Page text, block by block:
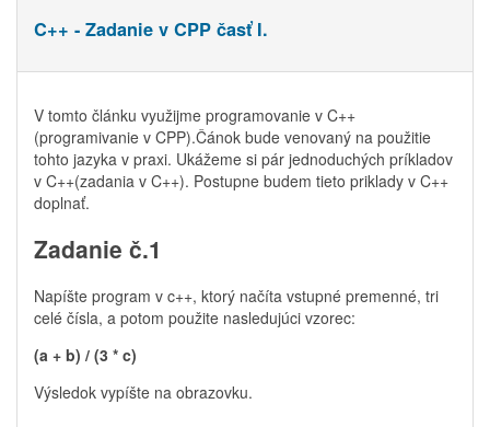
C++ - Zadanie v CPP časť I.
V tomto článku využijme programovanie v C++
(programivanie v CPP).Čánok bude venovaný na použitie
tohto jazyka v praxi. Ukážeme si pár jednoduchých príkladov
v C++(zadania v C++). Postupne budem tieto priklady v C++
doplnať.
Zadanie č.1
Napíšte program v c++, ktorý načíta vstupné premenné, tri
celé čísla, a potom použite nasledujúci vzorec:
(a + b) / (3 * c)
Výsledok vypíšte na obrazovku.